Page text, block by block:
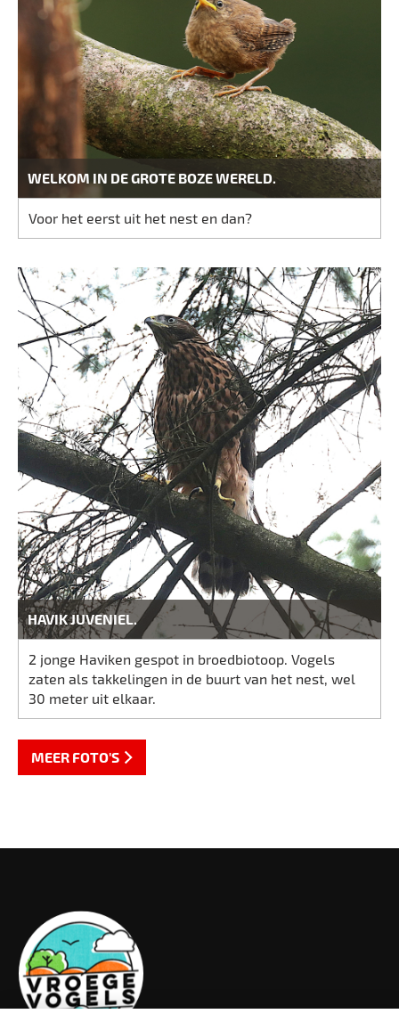
WELKOM IN DE GROTE BOZE WERELD.
Voor het eerst uit het nest en dan?
HAVIK JUVENIEL.
2 jonge Haviken gespot in broedbiotoop. Vogels
zaten als takkelingen in de buurt van het nest, wel
30 meter uit elkaar.
MEER FOTO'S